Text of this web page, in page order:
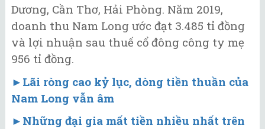
Dương, Cần Thơ, Hải Phòng. Năm 2019,
doanh thu Nam Long ước đạt 3.485 tỉ đồng
và lợi nhuận sau thuế cổ đông công ty mẹ
956 tỉ đồng.
►Lãi ròng cao kỷ lục, dòng tiền thuần của
Nam Long vẫn âm
► Những đại gia mất tiền nhiều nhất trên